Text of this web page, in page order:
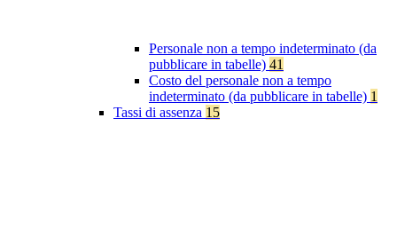
Personale non a tempo indeterminato (da
pubblicare in tabelle) 41
Costo del personale non a tempo
indeterminato (da pubblicare in tabelle) 1
Tassi di assenza 15